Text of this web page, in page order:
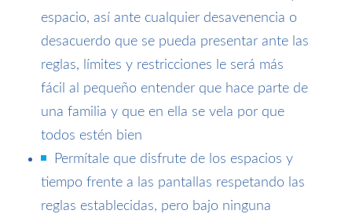
espacio, así ante cualquier desavenencia o
desacuerdo que se pueda presentar ante las
reglas, límites y restricciones le será más
fácil al pequeño entender que hace parte de
una familia y que en ella se vela por que
todos estén bien
Permítale que disfrute de los espacios y
tiempo frente a las pantallas respetando las
reglas establecidas, pero bajo ninguna